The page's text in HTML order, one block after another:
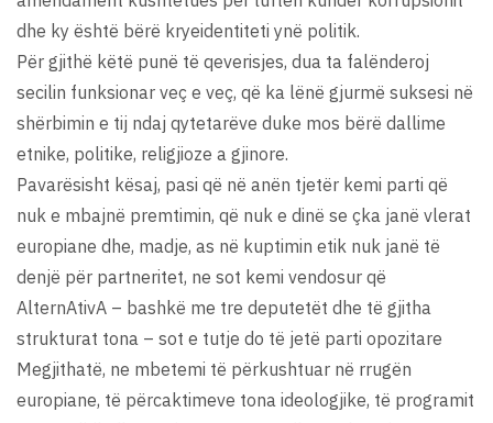
dhe ky është bërë kryeidentiteti ynë politik.
Për gjithë këtë punë të qeverisjes, dua ta falënderoj
secilin funksionar veç e veç, që ka lënë gjurmë suksesi në
shërbimin e tij ndaj qytetarëve duke mos bërë dallime
etnike, politike, religjioze a gjinore.
Pavarësisht kësaj, pasi që në anën tjetër kemi parti që
nuk e mbajnë premtimin, që nuk e dinë se çka janë vlerat
europiane dhe, madje, as në kuptimin etik nuk janë të
denjë për partneritet, ne sot kemi vendosur që
AlternAtivA – bashkë me tre deputetët dhe të gjitha
strukturat tona – sot e tutje do të jetë parti opozitare
Megjithatë, ne mbetemi të përkushtuar në rrugën
europiane, të përcaktimeve tona ideologjike, të programit